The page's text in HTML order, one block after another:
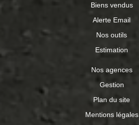
Biens vendus
Alerte Email
Nos outils
Estimation
Nos agences
Gestion
Plan du site
Mentions légales